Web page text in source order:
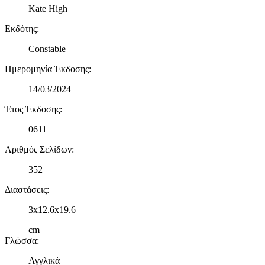
Kate High
Εκδότης:
Constable
Ημερομηνία Έκδοσης:
14/03/2024
Έτος Έκδοσης:
0611
Αριθμός Σελίδων:
352
Διαστάσεις:
3x12.6x19.6
cm
Γλώσσα:
Αγγλικά